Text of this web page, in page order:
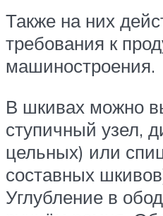
Также на них
требования к
машиностроения.
В шкивах можно
ступичный узел,
цельных) или
составных
Углубление в